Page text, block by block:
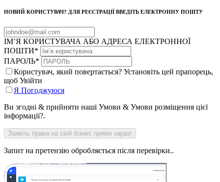
НОВИЙ КОРИСТУВАЧ? ДЛЯ РЕЄСТРАЦІЇ ВВЕДІТЬ ЕЛЕКТРОННУ ПОШТУ
ІМ’Я КОРИСТУВАЧА АБО АДРЕСА ЕЛЕКТРОННОЇ
ПОШТИ*
ПАРОЛЬ*
Користувач, який повертається? Установіть цей прапорець,
щоб Увійти
Я Погоджуюся
Ви згодні & прийняти наші Умови & Умови розміщення цієї
інформації?.
Запит на претензію обробляється після перевірки..